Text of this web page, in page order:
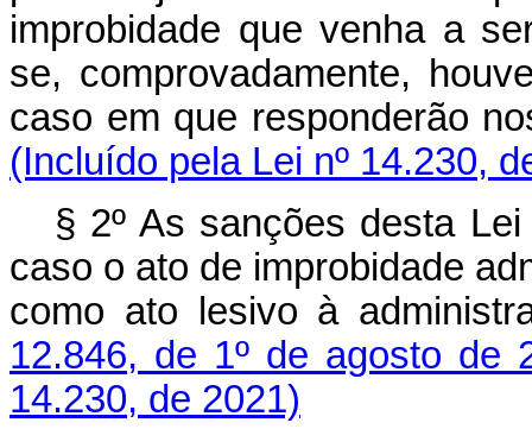
improbidade que venha a
se, comprovadamente,
caso em que
(Incluído pela Lei nº 14.230,
§ 2º As sanções desta
caso o ato de improbidade
como ato lesivo à
12.846, de 1º de agosto de
14.230, de 2021)